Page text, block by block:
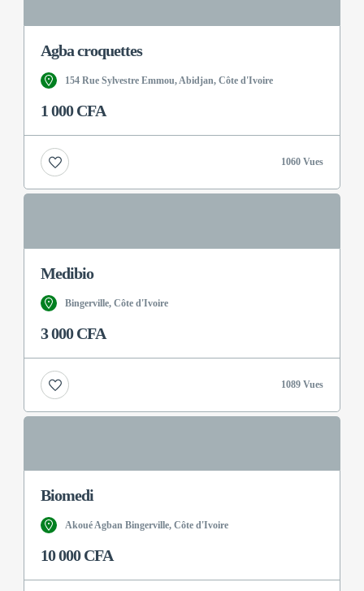
Agba croquettes
154 Rue Sylvestre Emmou, Abidjan, Côte d'Ivoire
1 000 CFA
1060 Vues
Medibio
Bingerville, Côte d'Ivoire
3 000 CFA
1089 Vues
Biomedi
Akoué Agban Bingerville, Côte d'Ivoire
10 000 CFA